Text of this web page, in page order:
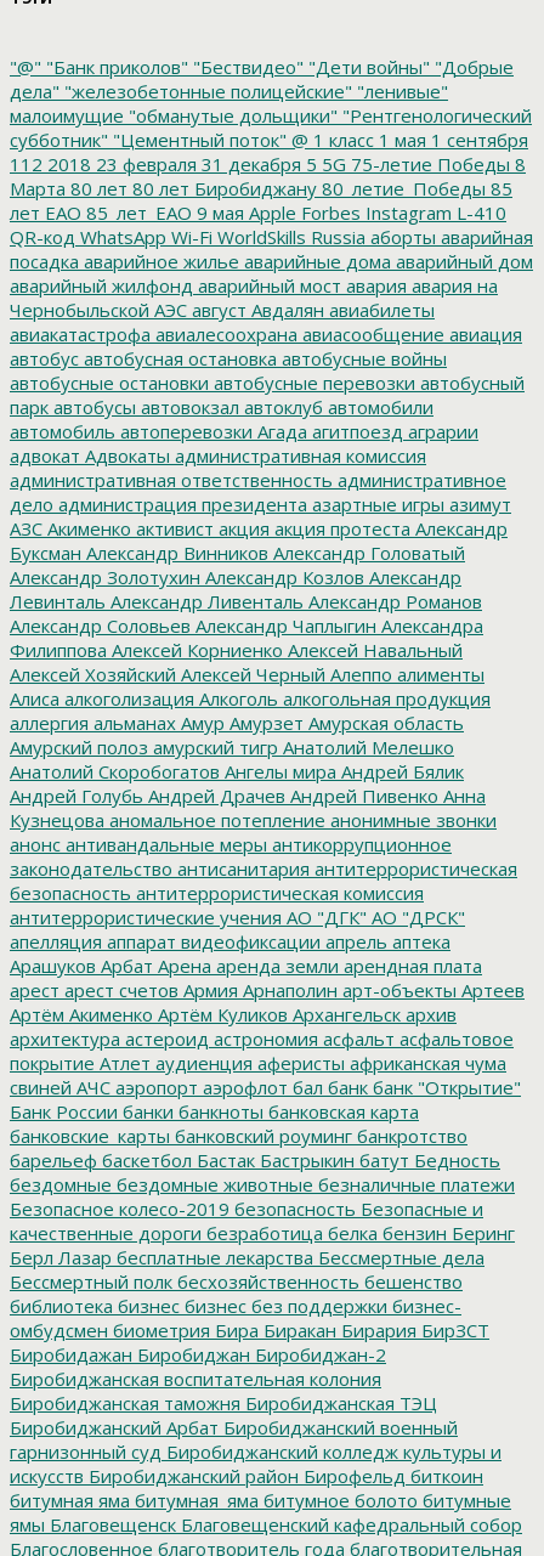
"@" "Банк приколов" "Бествидео" "Дети войны" "Добрые
дела" "железобетонные полицейские" "ленивые"
малоимущие "обманутые дольщики" "Рентгенологический
субботник" "Цементный поток" @ 1 класс 1 мая 1 сентября
112 2018 23 февраля 31 декабря 5 5G 75-летие Победы 8
Марта 80 лет 80 лет Биробиджану 80_летие_Победы 85
лет ЕАО 85_лет_ЕАО 9 мая Apple Forbes Instagram L-410
QR-код WhatsApp Wi-Fi WorldSkills Russia аборты аварийная
посадка аварийное жилье аварийные дома аварийный дом
аварийный жилфонд аварийный мост авария авария на
Чернобыльской АЭС август Авдалян авиабилеты
авиакатастрофа авиалесоохрана авиасообщение авиация
автобус автобусная остановка автобусные войны
автобусные остановки автобусные перевозки автобусный
парк автобусы автовокзал автоклуб автомобили
автомобиль автоперевозки Агада агитпоезд аграрии
адвокат Адвокаты административная комиссия
административная ответственность административное
дело администрация президента азартные игры азимут
АЗС Акименко активист акция акция протеста Александр
Буксман Александр Винников Александр Головатый
Александр Золотухин Александр Козлов Александр
Левинталь Александр Ливенталь Александр Романов
Александр Соловьев Александр Чаплыгин Александра
Филиппова Алексей Корниенко Алексей Навальный
Алексей Хозяйский Алексей Черный Алеппо алименты
Алиса алкоголизация Алкоголь алкогольная продукция
аллергия альманах Амур Амурзет Амурская область
Амурский полоз амурский тигр Анатолий Мелешко
Анатолий Скоробогатов Ангелы мира Андрей Бялик
Андрей Голубь Андрей Драчев Андрей Пивенко Анна
Кузнецова аномальное потепление анонимные звонки
анонс антивандальные меры антикоррупционное
законодательство антисанитария антитеррористическая
безопасность антитеррористическая комиссия
антитеррористические учения АО "ДГК" АО "ДРСК"
апелляция аппарат видеофиксации апрель аптека
Арашуков Арбат Арена аренда земли арендная плата
арест арест счетов Армия Арнаполин арт-объекты Артеев
Артём Акименко Артём Куликов Архангельск архив
архитектура астероид астрономия асфальт асфальтовое
покрытие Атлет аудиенция аферисты африканская чума
свиней АЧС аэропорт аэрофлот бал банк банк "Открытие"
Банк России банки банкноты банковская карта
банковские_карты банковский роуминг банкротство
барельеф баскетбол Бастак Бастрыкин батут Бедность
бездомные бездомные животные безналичные платежи
Безопасное колесо-2019 безопасность Безопасные и
качественные дороги безработица белка бензин Беринг
Берл Лазар бесплатные лекарства Бессмертные дела
Бессмертный полк бесхозяйственность бешенство
библиотека бизнес бизнес без поддержки бизнес-
омбудсмен биометрия Бира Биракан Бирария БирЗСТ
Биробидажан Биробиджан Биробиджан-2
Биробиджанская воспитательная колония
Биробиджанская таможня Биробиджанская ТЭЦ
Биробиджанский Арбат Биробиджанский военный
гарнизонный суд Биробиджанский колледж культуры и
искусств Биробиджанский район Бирофельд биткоин
битумная яма битумная_яма битумное болото битумные
ямы Благовещенск Благовещенский кафедральный собор
Благословенное благотворитель года благотворительная